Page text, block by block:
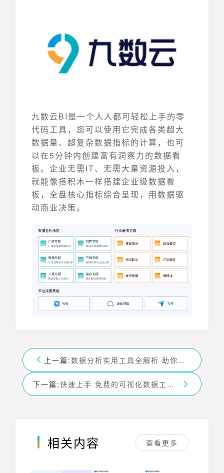
九数云BI是一个人人都可轻松上手的零
代码工具，您可以使用它完成各类超大
数据量、超复杂数据指标的计算，也可
以在5分钟内创建富有洞察力的数据看
板。企业无需IT、无需大量资源投入，
就能像搭积木一样搭建企业级数据看
板，全盘核心指标综合呈现，用数据驱
动商业决策。
上一篇: 数据分析实用工具全解析 助你轻松驾驭数据分析
下一篇: 快速上手 免费的可视化数据工具 帮你轻松搞定数据展示
相关内容 查看更多